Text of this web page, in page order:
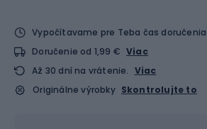
Vypočítavame pre Teba čas doručenia
Doručenie od 1,99 € Viac
Až 30 dní na vrátenie. Viac
Originálne výrobky Skontrolujte to